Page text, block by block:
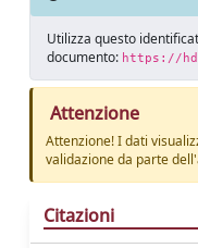
Utilizza questo
documento: https://
Attenzione
Attenzione! I dati
validazione da parte
Citazioni